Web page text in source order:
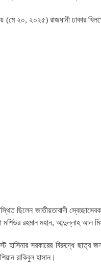
(মে ২০, ২০২৫) রাজধানী ঢাকার
ছিলেন জাতীয়তাবাদী
মশিউর রহমান মহান, আব্দুল্লাহ আল
হাসিনার সরকারের বিরুদ্ধে
রাকিবুল হাসান।